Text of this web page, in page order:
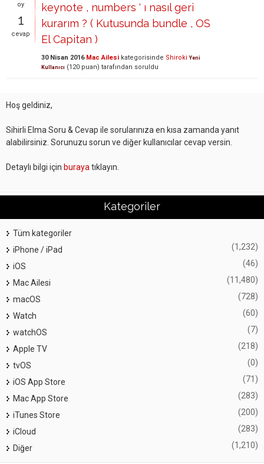
oy
1
cevap
keynote , numbers ' ı nasıl geri
kurarım ? ( Kutusunda bundle , OS
El Capitan )
30 Nisan 2016 Mac Ailesi kategorisinde Shiroki Yeni
Kullanıcı (120 puan) tarafından soruldu
Hoş geldiniz,
Sihirli Elma Soru & Cevap ile sorularınıza en kısa zamanda yanıt
alabilirsiniz. Sorunuzu sorun ve diğer kullanıcılar cevap versin.
Detaylı bilgi için buraya tıklayın.
Kategoriler
Tüm kategoriler
iPhone / iPad
(1,232)
iOS (46)
Mac Ailesi (11,480)
macOS (728)
Watch (60)
watchOS (7)
Apple TV (218)
tvOS (0)
iOS App Store (71)
Mac App Store (283)
iTunes Store (200)
iCloud (283)
Diğer (1,210)